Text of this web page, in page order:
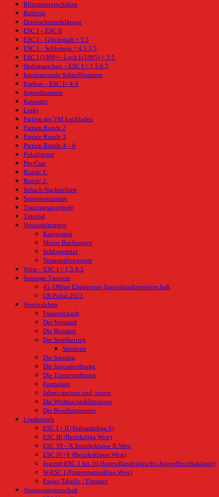
Blitzmeisterschaften
Bulletin
Datenschutzerklärung
ESC I – ESC II
ESC I – Glückstadt = 5:3
ESC I – Schleswig = 4,5:3,5
ESC I (1909) – Leck I (1995) = 3:5
Hademarschen – ESC I = 1,5:6,5
Internationale Schnellturniere
Itzehoe – ESC I= 4:4
Jugendturniere
Kalender
Links
Partien der VM hochladen
Partien Runde 2
Partien Runde 3
Partien Runde 4 – 6
Pokalsieger
Pro-Cup
Runde 1:
Runde 2:
Schach-Nachrichten
Seniorenturniere
Trainingsangebote
Tutorial
Veranstaltungen
Kategorien
Meine Buchungen
Schlagwörter
Veranstaltungsorte
Wrist – ESC I = 1,5:6,5
Sonstige Turniere
45. Offene Elmshorner Jugendstadtmeisterschaft
U8-Pokal 2023
Vereinsleben
Frauenschach
Der Vorstand
Die Beiträge
Der Spielbetrieb
Spielorte
Die Satzung
Die Jugendordnung
Die Turnierordnung
Formulare
Jahres-meister und -sieger
Die Weihnachtsblitzsieger
Die Bowlingmeister
Ligabetrieb
ESC I + II (Verbandsliga A)
ESC III (Bezirksliga West)
ESC VI – X Bezirksklasse B West
ESC IV+V (Bezirksklasse West)
Jugend-ESC 1 bis 10 (Jugendlandesliga bis Jugendbezirksklasse)
W-ESC I (Frauenreginalliga West)
Ewige Tabelle / Einsätze
Vereinsmeisterschaft